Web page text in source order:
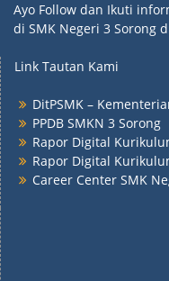
Ayo Follow dan Ikuti
di SMK Negeri 3 Sorong
Link Tautan Kami
DitPSMK –
PPDB SMKN 3 Sorong
Rapor Digital
Rapor Digital
Career Center SMK